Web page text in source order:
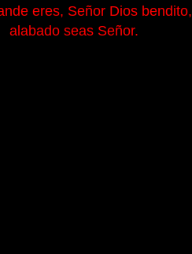
eres, Señor Dios bendito,
alabado seas Señor.